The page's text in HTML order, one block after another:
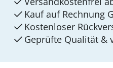
Kauf auf Rechnung
Kostenloser
Geprüfte Qualität &